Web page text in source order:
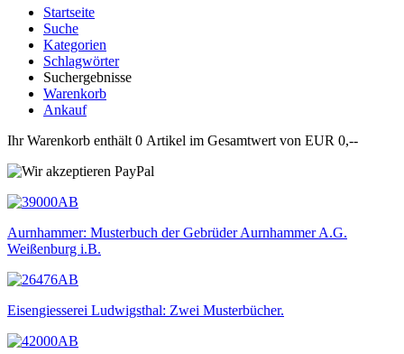
Startseite
Suche
Kategorien
Schlagwörter
Suchergebnisse
Warenkorb
Ankauf
Ihr Warenkorb enthält 0 Artikel im Gesamtwert von EUR 0,--
Aurnhammer: Musterbuch der Gebrüder Aurnhammer A.G.
Weißenburg i.B.
Eisengiesserei Ludwigsthal: Zwei Musterbücher.